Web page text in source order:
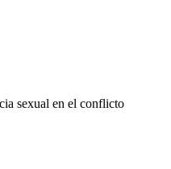
sexual en el conflicto